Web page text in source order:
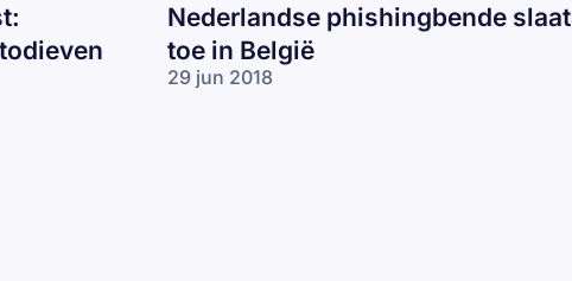
Nederlandse phishingbende slaat
toe in België
29 jun 2018